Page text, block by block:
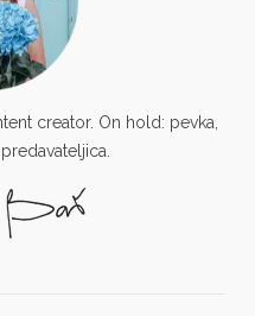
creator. On hold: pevka,